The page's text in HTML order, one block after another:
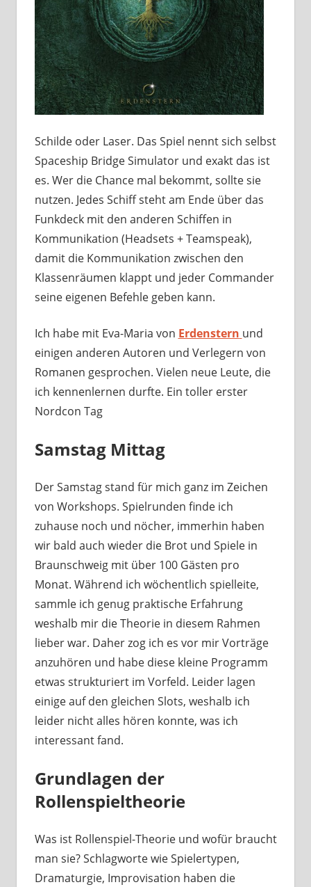
Schilde oder Laser. Das Spiel nennt sich selbst
Spaceship Bridge Simulator und exakt das ist
es. Wer die Chance mal bekommt, sollte sie
nutzen. Jedes Schiff steht am Ende über das
Funkdeck mit den anderen Schiffen in
Kommunikation (Headsets + Teamspeak),
damit die Kommunikation zwischen den
Klassenräumen klappt und jeder Commander
seine eigenen Befehle geben kann.
Ich habe mit Eva-Maria von Erdenstern und
einigen anderen Autoren und Verlegern von
Romanen gesprochen. Vielen neue Leute, die
ich kennenlernen durfte. Ein toller erster
Nordcon Tag
Samstag Mittag
Der Samstag stand für mich ganz im Zeichen
von Workshops. Spielrunden finde ich
zuhause noch und nöcher, immerhin haben
wir bald auch wieder die Brot und Spiele in
Braunschweig mit über 100 Gästen pro
Monat. Während ich wöchentlich spielleite,
sammle ich genug praktische Erfahrung
weshalb mir die Theorie in diesem Rahmen
lieber war. Daher zog ich es vor mir Vorträge
anzuhören und habe diese kleine Programm
etwas strukturiert im Vorfeld. Leider lagen
einige auf den gleichen Slots, weshalb ich
leider nicht alles hören konnte, was ich
interessant fand.
Grundlagen der
Rollenspieltheorie
Was ist Rollenspiel-Theorie und wofür braucht
man sie? Schlagworte wie Spielertypen,
Dramaturgie, Improvisation haben die